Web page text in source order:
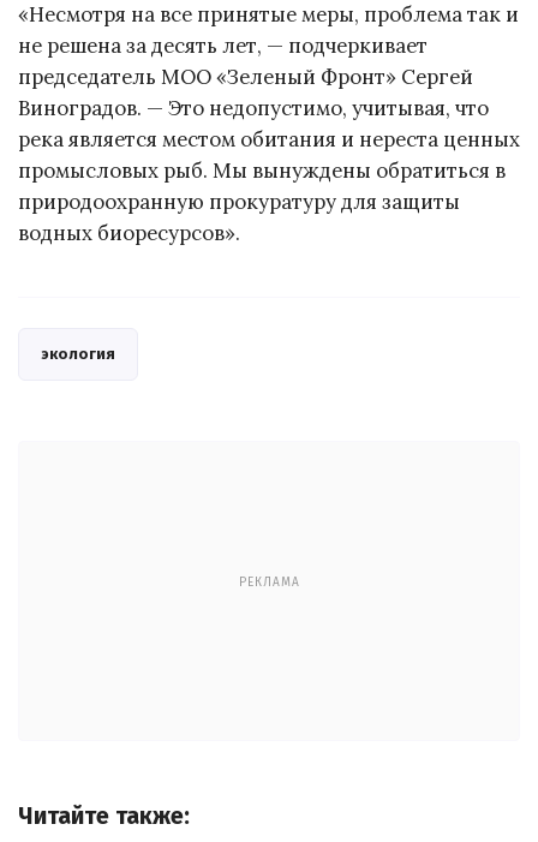
«Несмотря на все принятые меры, проблема так и
не решена за десять лет, — подчеркивает
председатель МОО «Зеленый Фронт» Сергей
Виноградов. — Это недопустимо, учитывая, что
река является местом обитания и нереста ценных
промысловых рыб. Мы вынуждены обратиться в
природоохранную прокуратуру для защиты
водных биоресурсов».
экология
РЕКЛАМА
Читайте также: